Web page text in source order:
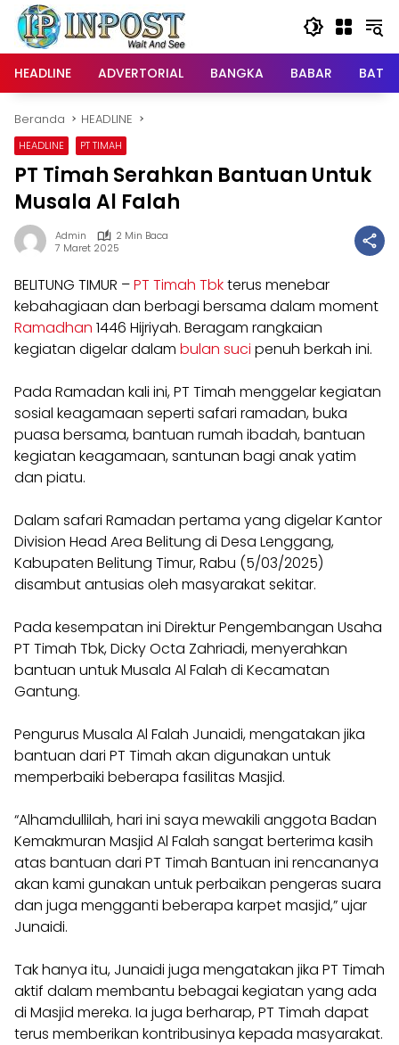
Langsung
konten
HEADLINE
ADVERTORIAL BANGKA BABAR
Beranda HEADLINE
HEADLINE PT TIMAH
PT Timah Serahkan Bantuan Untuk
Musala Al Falah
Admin
2 Min Baca
7 Maret 2025
BELITUNG TIMUR –PT Timah Tbkterus menebar
kebahagiaan dan berbagi bersama dalam moment
Ramadhan 1446 Hijriyah. Beragam rangkaian
kegiatan digelar dalam bulan suci penuh berkah ini.
Pada Ramadan kali ini, PT Timah menggelar kegiatan
sosial keagamaan seperti safari ramadan, buka
puasa bersama, bantuan rumah ibadah, bantuan
kegiatan keagamaan, santunan bagi anak yatim
dan piatu.
Dalam safari Ramadan pertama yang digelar Kantor
Division Head Area Belitung di Desa Lenggang,
Kabupaten Belitung Timur, Rabu (5/03/2025)
disambut antusias oleh masyarakat sekitar.
Pada kesempatan ini Direktur Pengembangan Usaha
PT Timah Tbk, Dicky Octa Zahriadi, menyerahkan
bantuan untuk Musala Al Falah di Kecamatan
Gantung.
Pengurus Musala Al Falah Junaidi, mengatakan jika
bantuan dari PT Timah akan digunakan untuk
memperbaiki beberapa fasilitas Masjid.
“Alhamdullilah, hari ini saya mewakili anggota Badan
Kemakmuran Masjid Al Falah sangat berterima kasih
atas bantuan dari PT Timah Bantuan ini rencananya
akan kami gunakan untuk perbaikan pengeras suara
dan juga mengganti beberapa karpet masjid,” ujar
Junaidi.
Tak hanya itu, Junaidi juga mengatakan jika PT Timah
aktif dalam membantu bebagai kegiatan yang ada
di Masjid mereka. Ia juga berharap, PT Timah dapat
terus memberikan kontribusinya kepada masyarakat.